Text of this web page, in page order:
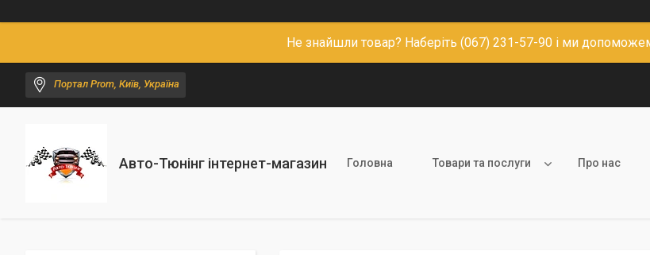
Не знайшли товар? Наберіть (067) 231-57-90 і ми
Портал Prom, Київ, Україна
Авто-Тюнінг інтернет-магазин Головна Товари та послуги Про нас